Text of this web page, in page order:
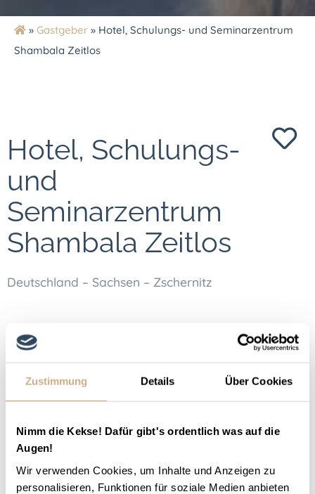
Zustimmung Details Über Cookies
Nimm die Kekse! Dafür gibt's ordentlich was auf die
Augen!
Wir verwenden Cookies, um Inhalte und Anzeigen zu
personalisieren, Funktionen für soziale Medien anbieten
» Gastgeber » Hotel, Schulungs- und Seminarzentrum
Shambala Zeitlos
Hotel, Schulungs-
und
Seminarzentrum
Shambala Zeitlos
Deutschland – Sachsen – Zschernitz